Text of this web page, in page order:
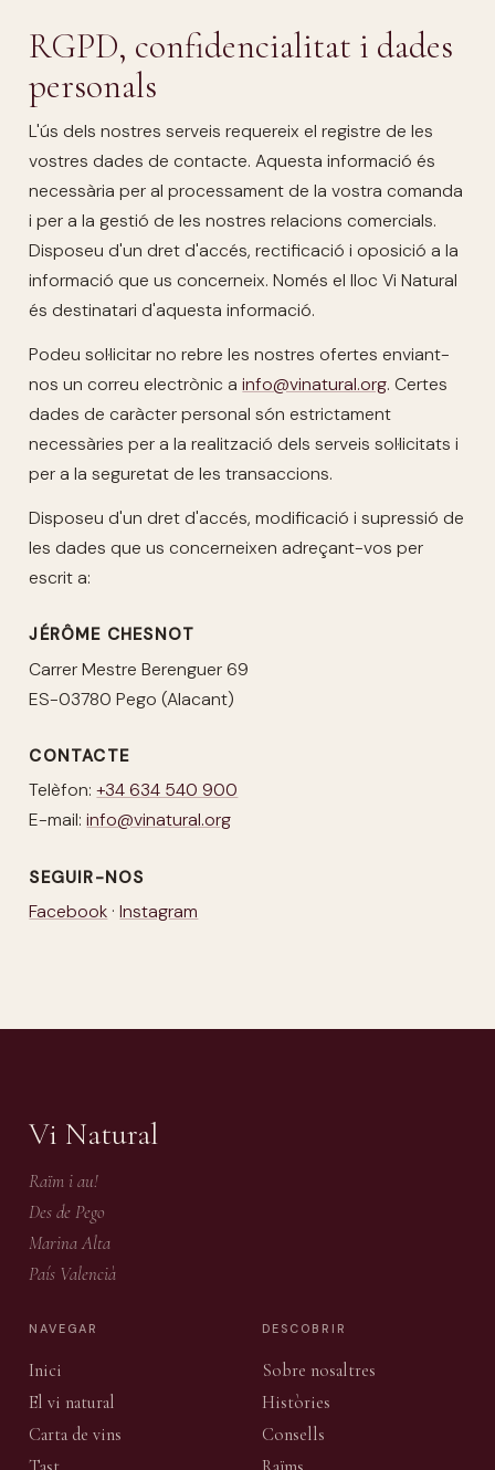
RGPD, confidencialitat i dades
personals
L'ús dels nostres serveis requereix el registre de les
vostres dades de contacte. Aquesta informació és
necessària per al processament de la vostra comanda
i per a la gestió de les nostres relacions comercials.
Disposeu d'un dret d'accés, rectificació i oposició a la
informació que us concerneix. Només el lloc Vi Natural
és destinatari d'aquesta informació.
Podeu sol·licitar no rebre les nostres ofertes enviant-
nos un correu electrònic ainfo@vinatural.org. Certes
dades de caràcter personal són estrictament
necessàries per a la realització dels serveis sol·licitats i
per a la seguretat de les transaccions.
Disposeu d'un dret d'accés, modificació i supressió de
les dades que us concerneixen adreçant-vos per
escrit a:
JÉRÔME CHESNOT
Carrer Mestre Berenguer 69
ES-03780 Pego (Alacant)
CONTACTE
Telèfon:+34 634 540 900
E-mail:info@vinatural.org
SEGUIR-NOS
Facebook ·Instagram
Vi Natural
Raïm i au!
Des de Pego
Marina Alta
País Valencià
NAVEGAR
Inici
El vi natural
Carta de vins
DESCOBRIR
Sobre nosaltres
Històries
Consells